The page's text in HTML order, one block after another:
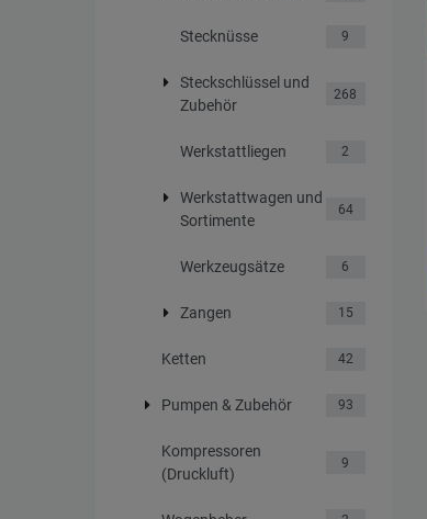
Stecknüsse 9
Steckschlüssel und
Zubehör
268
Werkstattliegen 2
Werkstattwagen und
Sortimente
64
Werkzeugsätze 6
Zangen 15
Ketten 42
Pumpen & Zubehör 93
Kompressoren
(Druckluft)
9